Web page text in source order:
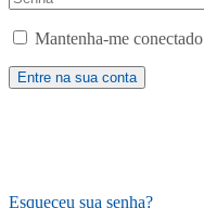
Mantenha-me
Esqueceu sua senha?